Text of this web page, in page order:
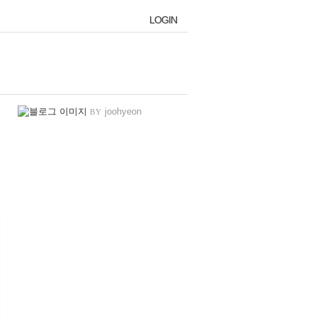
LOGIN
LOGIN
BY joohyeon